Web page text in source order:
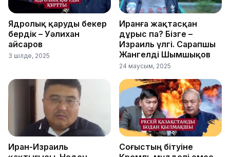
Ядролық қаруды бекер
бердік – Уәлихан
Қайсаров
3 шілде, 2025
Иранға жақтасқан
дұрыс па? Бізге –
Израиль үлгі. Сарапшы
Жангелді Шымшықов
24 маусым, 2025
Иран-Израиль
Соғыстың бітуіне